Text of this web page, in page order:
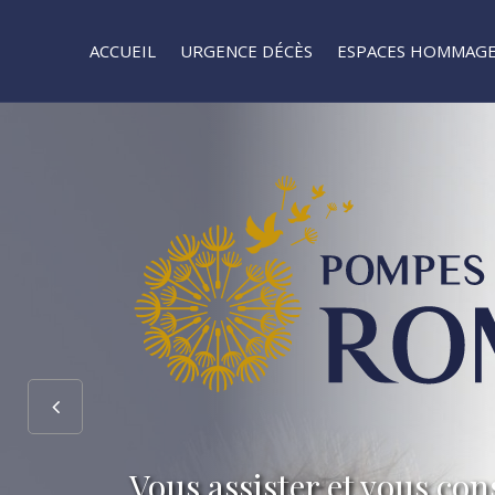
ACCUEIL URGENCE DÉCÈS ESPACES
Vous assister et vous